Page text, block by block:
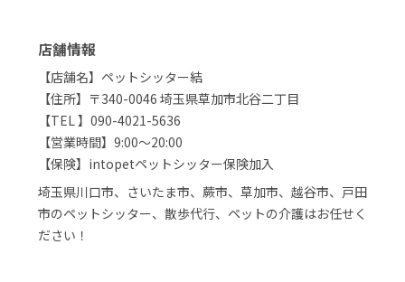
店舗情報
【店舗名】ペットシッター結
【住所】〒340-0046 埼玉県草加市北谷二丁目
【TEL 】090-4021-5636
【営業時間】9:00～20:00
【保険】intopetペットシッター保険加入
埼玉県川口市、さいたま市、蕨市、草加市、越谷市、戸田
市のペットシッター、散歩代行、ペットの介護はお任せく
ださい！